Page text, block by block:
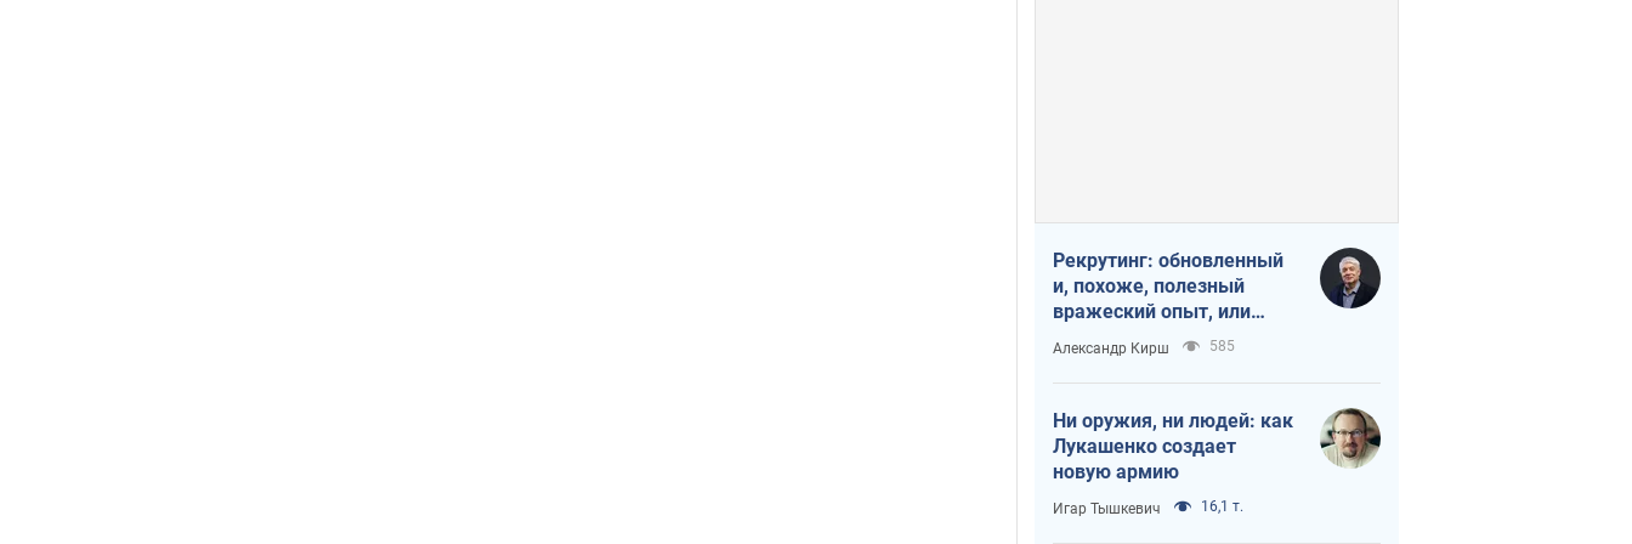
Рекрутинг: обновленный
и, похоже, полезный
вражеский опыт, или
Диалектика
требовательной трусости
Александр Кирш 585
Ни оружия, ни людей: как
Лукашенко создает
новую армию
Игар Тышкевич 16,1 т.